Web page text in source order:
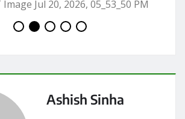
Ashish Sinha